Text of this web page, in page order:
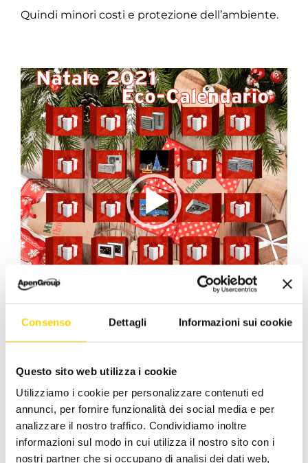
Consenso Dettagli Informazioni sui cookie
Questo sito web utilizza i cookie
Utilizziamo i cookie per personalizzare contenuti ed
annunci, per fornire funzionalità dei social media e per
analizzare il nostro traffico. Condividiamo inoltre
informazioni sul modo in cui utilizza il nostro sito con i
nostri partner che si occupano di analisi dei dati web,
Quindi minori costi e protezione dell’ambiente.
Video
Player
00:00 00:26
Dicembre 20, 2021 | Categorie:
Prodotti | Tag:generatori di aria calda,moduli
scambiatori